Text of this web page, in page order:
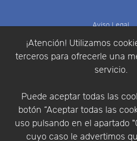
¡Atención! Utilizamos
terceros para ofrecerle una
servicio.
Puede aceptar todas las
botón “Aceptar todas las
uso pulsando en el apartado
cuyo caso le advertimos
Aviso Legal
Política de
Condiciones de
Identificarse